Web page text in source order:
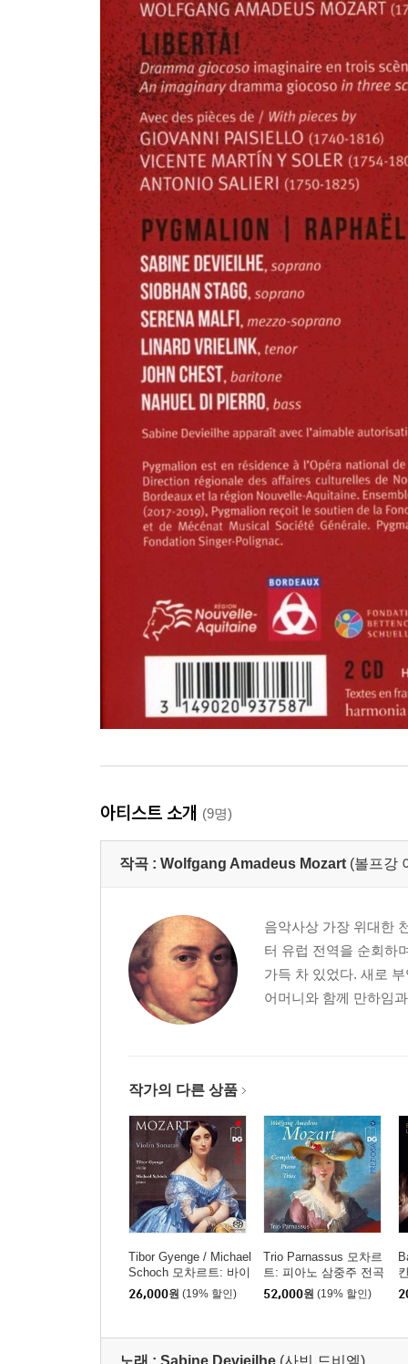
아티스트 소개 (9명)
작곡 : Wolfgang Amadeus Mozart (볼프강
음악사상 가장 위대한
터 유럽 전역을 순회하
가득 차 있었다. 새로
어머니와 함께 만하임
작가의 다른 상품
Tibor Gyenge / Michael
Schoch 모차르트: 바이
올린 소나타집 (Mozart:
Violin Sonatas) [SACD
26,000원 (19% 할인)
Trio Parnassus 모차르
트: 피아노 삼중주 전곡
(Mozart: Complete Pia
no Trios)
52,000원 (19% 할인)